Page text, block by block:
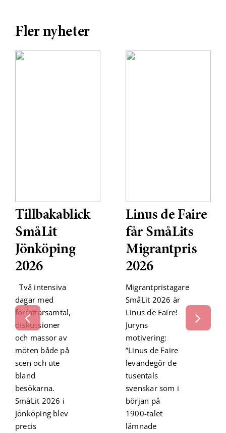
Fler nyheter
Tillbakablick
SmåLit
Jönköping
2026
Två intensiva
dagar med
författarsamtal,
diskussioner
och massor av
möten både på
scen och ute
bland
besökarna.
SmåLit 2026 i
Jönköping blev
precis
Linus de Faire
får SmåLits
Migrantpris
2026
Migrantpristagare
SmåLit 2026 är
Linus de Faire!
Juryns
motivering:
”Linus de Faire
levandegör de
tusentals
svenskar som i
början på
1900-talet
lämnade